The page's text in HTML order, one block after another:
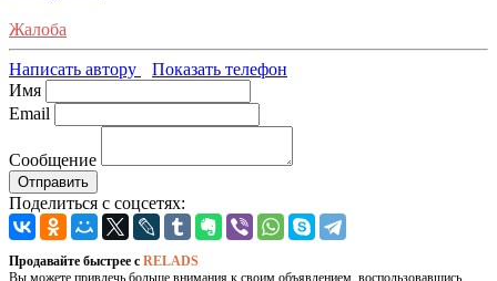
Жалоба
Написать автору
Показать телефон
Имя
Email
Сообщение
Отправить
Поделиться с соцсетях:
Продавайте быстрее с RELADS
Вы можете привлечь больше внимания к своим объявлением, воспользовавшись